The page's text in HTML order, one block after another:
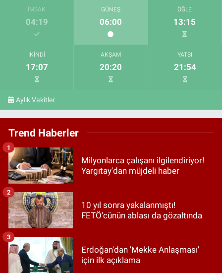
İMSAK
04:19
GÜNEŞ
06:00
ÖĞLE
13:15
İKINDI
17:07
AKŞAM
20:20
YATSI
21:54
Aylık Vakitler
Trend Haberler
Milyonlarca çalışanı ilgilendiriyor!
Yargıtay'dan müjdeli haber
1
10 yıl sonra yakalanmıştı!
FETÖ'cünün ablası da gözaltında
2
Erdoğan'dan 'Mekke Anlaşması'
için ilk açıklama
3